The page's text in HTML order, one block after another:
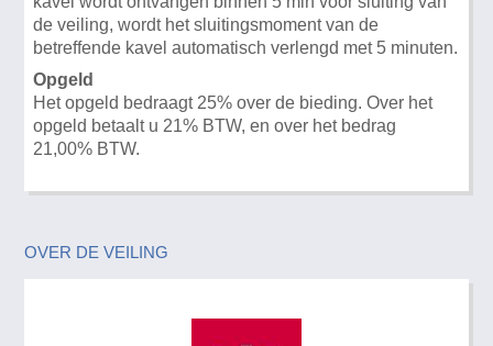
de veiling, wordt het sluitingsmoment van de
betreffende kavel automatisch verlengd met 5 minuten.
Opgeld
Het opgeld bedraagt 25% over de bieding. Over het
opgeld betaalt u 21% BTW, en over het bedrag
21,00% BTW.
OVER DE VEILING